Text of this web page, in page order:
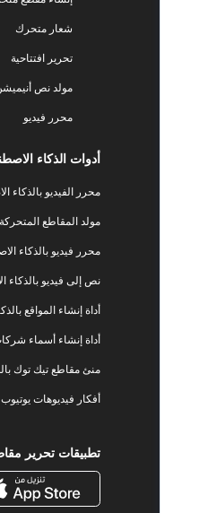
شعار متحرك
تحرير افتتاحية
مولد نص أنيميشن
محرر فيديو
أدوات الذكاء الاصطناعي
محرر الفيديو بالذكاء الاصطناعي
مولد المقاطع المتحركة بالذكاء
محرر فيديو بالذكاء الاصطناعي
نص إلى فيديو بالذكاء الاصطناعي
أداة إنشاء المواقع بالذكاء
أداة إنشاء أسماء شركات
منئ مقاطع تيك توك بالذكاء
أفكار فيديوهات يوتيوب
تطبيقات تحرير مقاطع الفيديو